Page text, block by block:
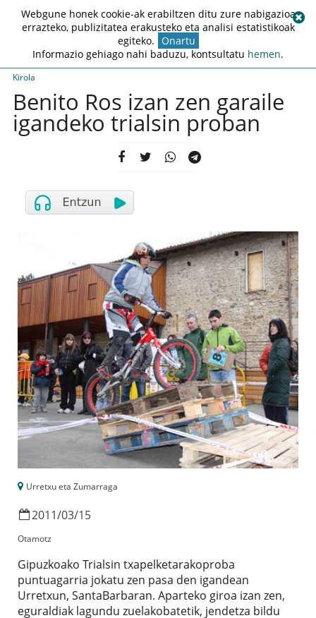
Kirola
Benito Ros izan zen garaile
igandeko trialsin proban
Urretxu eta Zumarraga
2011/03/15
Otamotz
Gipuzkoako Trialsin txapelketarakoproba
puntuagarria jokatu zen pasa den igandean
Urretxun, SantaBarbaran. Aparteko giroa izan zen,
eguraldiak lagundu zuelakobatetik, jendetza bildu
Webgune honek cookie-ak erabiltzen ditu zure nabigazioa
errazteko, publizitatea erakusteko eta analisi estatistikoak
egiteko. Onartu
Informazio gehiago nahi baduzu, kontsultatu hemen.